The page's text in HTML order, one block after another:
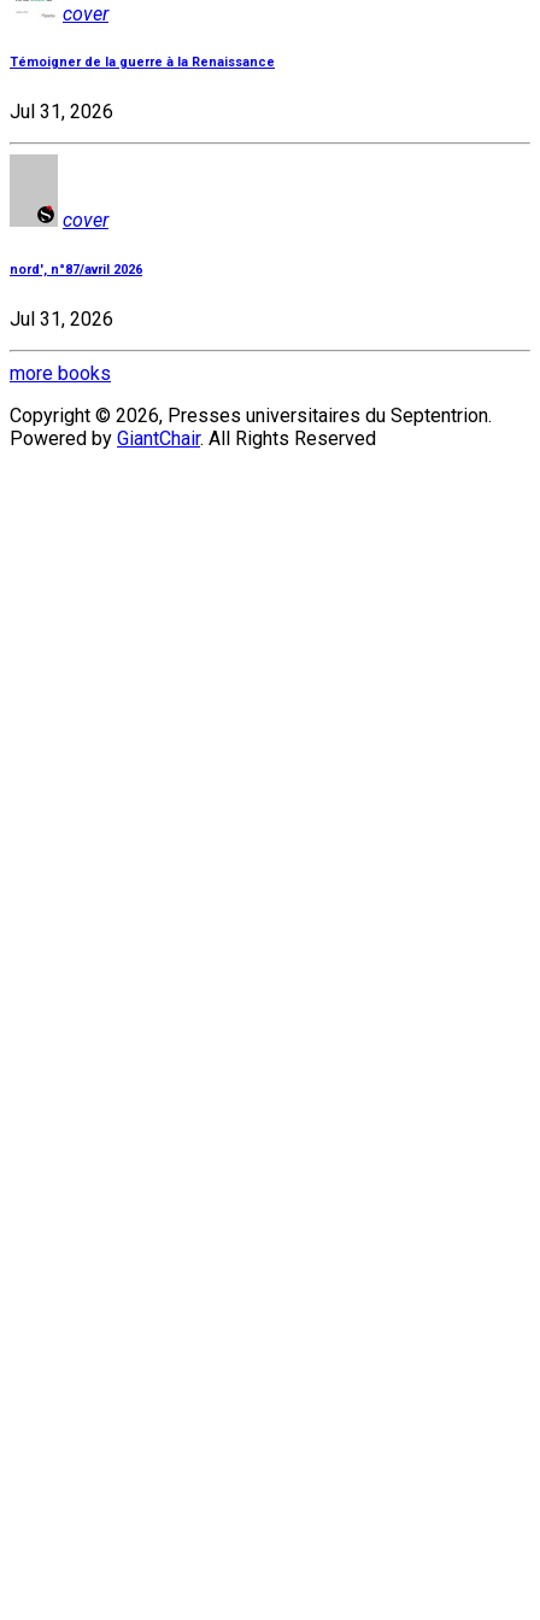
cover
Témoigner de la guerre à la Renaissance
Jul 31, 2026
cover
nord', n°87/avril 2026
Jul 31, 2026
more books
Copyright © 2026, Presses universitaires du Septentrion.
Powered by GiantChair. All Rights Reserved